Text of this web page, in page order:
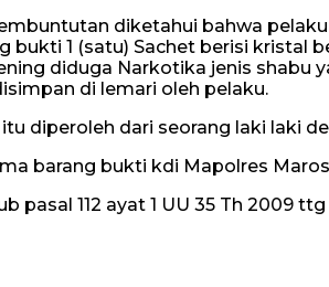
diketahui bahwa
bukti 1 (satu) Sachet berisi
diduga Narkotika jenis
di lemari oleh pelaku.
diperoleh dari seorang laki laki
barang bukti kdi Mapolres
pasal 112 ayat 1 UU 35 Th